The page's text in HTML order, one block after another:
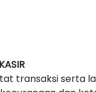
transaksi serta